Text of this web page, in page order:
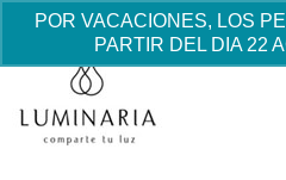
POR VACACIONES, LOS
PARTIR DEL DIA 22